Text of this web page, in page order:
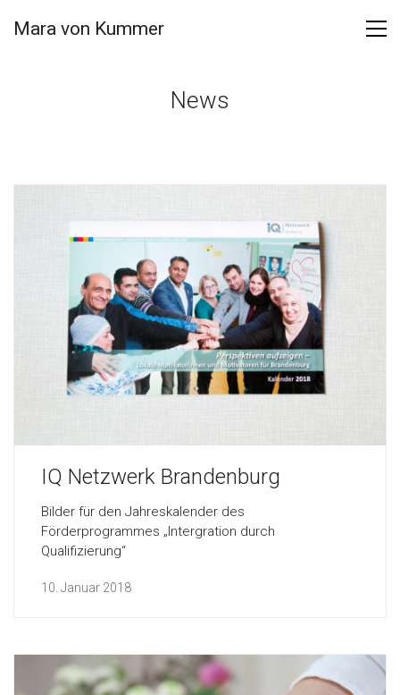
Mara von Kummer
News
IQ Netzwerk Brandenburg
Bilder für den Jahreskalender des
Förderprogrammes „Intergration durch
Qualifizierung“
10. Januar 2018